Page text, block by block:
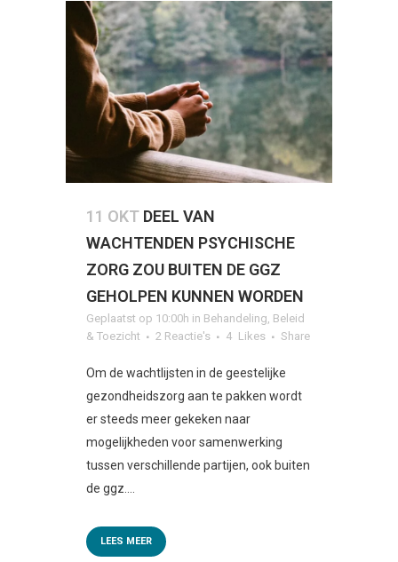
11 OKT DEEL VAN
WACHTENDEN PSYCHISCHE
ZORG ZOU BUITEN DE GGZ
GEHOLPEN KUNNEN WORDEN
Geplaatst op 10:00h in Behandeling Beleid
& Toezicht
2 Reactie's 4 Likes Share
Om de wachtlijsten in de geestelijke
gezondheidszorg aan te pakken wordt
er steeds meer gekeken naar
mogelijkheden voor samenwerking
tussen verschillende partijen, ook buiten
de ggz....
LEES MEER